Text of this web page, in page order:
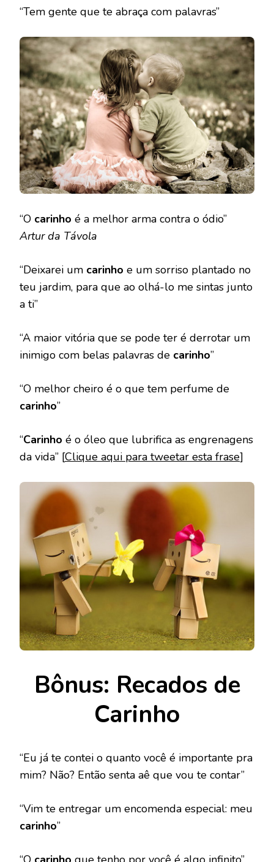
“Tem gente que te abraça com palavras”
“O carinho é a melhor arma contra o ódio”
Artur da Távola
“Deixarei um carinho e um sorriso plantado no
teu jardim, para que ao olhá-lo me sintas junto
a ti”
“A maior vitória que se pode ter é derrotar um
inimigo com belas palavras de carinho”
“O melhor cheiro é o que tem perfume de
carinho”
“Carinho é o óleo que lubrifica as engrenagens
da vida” [Clique aqui para tweetar esta frase]
Bônus: Recados de
Carinho
“Eu já te contei o quanto você é importante pra
mim? Não? Então senta aê que vou te contar”
“Vim te entregar um encomenda especial: meu
carinho”